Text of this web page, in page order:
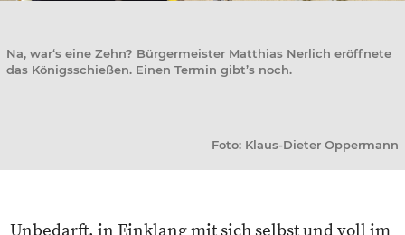
Na, war‘s eine Zehn? Bürgermeister Matthias Nerlich eröffnete
das Königsschießen. Einen Termin gibt’s noch.
Foto: Klaus-Dieter Oppermann
Unbedarft, in Einklang mit sich selbst und voll im